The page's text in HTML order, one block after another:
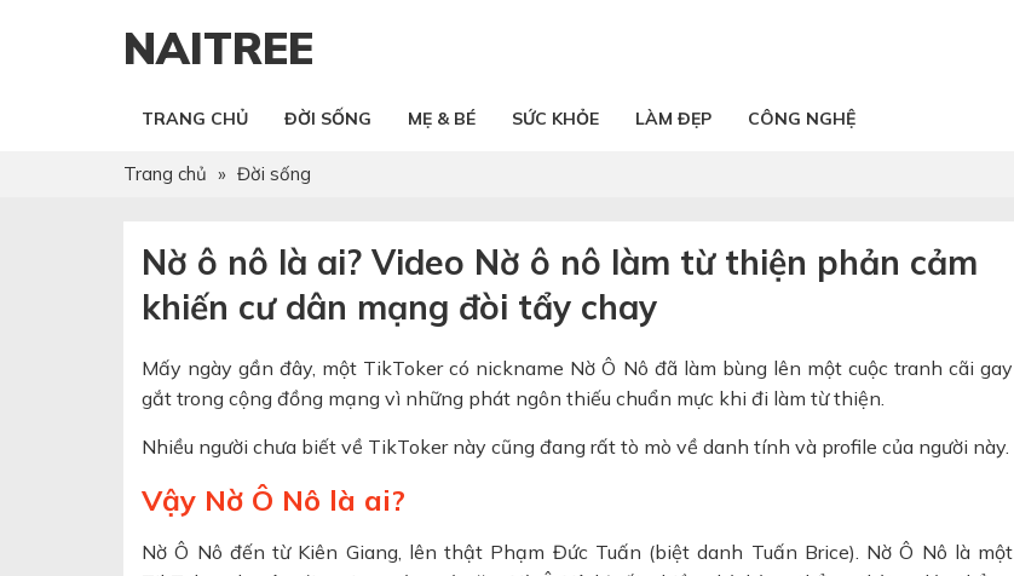
NAITREE
TRANG CHỦ ĐỜI SỐNG MẸ & BÉ SỨC KHỎE LÀM ĐẸP CÔNG NGHỆ
Trang chủ » Đời sống
Nờ ô nô là ai? Video Nờ ô nô làm từ thiện phản cảm
khiến cư dân mạng đòi tẩy chay
Mấy ngày gần đây, một TikToker có nickname Nờ Ô Nô đã làm bùng lên một cuộc tranh cãi gay
gắt trong cộng đồng mạng vì những phát ngôn thiếu chuẩn mực khi đi làm từ thiện.
Nhiều người chưa biết về TikToker này cũng đang rất tò mò về danh tính và profile của người này.
Vậy Nờ Ô Nô là ai?
Nờ Ô Nô đến từ Kiên Giang, lên thật Phạm Đức Tuấn (biệt danh Tuấn Brice). Nờ Ô Nô là một